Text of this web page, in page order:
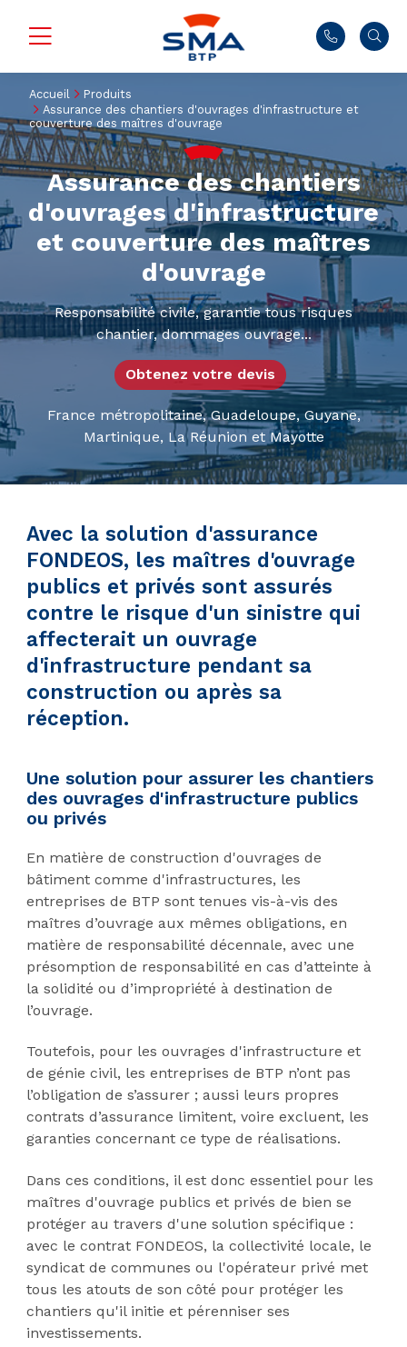
Accueil
Produits
Assurance des chantiers d'ouvrages d'infrastructure et
couverture des maîtres d'ouvrage
Assurance des chantiers
d'ouvrages d'infrastructure
et couverture des maîtres
d'ouvrage
Responsabilité civile, garantie tous risques
chantier, dommages ouvrage...
Obtenez votre devis
France métropolitaine, Guadeloupe, Guyane,
Martinique, La Réunion et Mayotte
Avec la solution d'assurance
FONDEOS, les maîtres d'ouvrage
publics et privés sont assurés
contre le risque d'un sinistre qui
affecterait un ouvrage
d'infrastructure pendant sa
construction ou après sa
réception.
Une solution pour assurer les chantiers
des ouvrages d'infrastructure publics
ou privés
En matière de construction d'ouvrages de
bâtiment comme d'infrastructures, les
entreprises de BTP sont tenues vis-à-vis des
maîtres d’ouvrage aux mêmes obligations, en
matière de responsabilité décennale, avec une
présomption de responsabilité en cas d’atteinte à
la solidité ou d’impropriété à destination de
l’ouvrage.
Toutefois, pour les ouvrages d'infrastructure et
de génie civil, les entreprises de BTP n’ont pas
l’obligation de s’assurer ; aussi leurs propres
contrats d’assurance limitent, voire excluent, les
garanties concernant ce type de réalisations.
Dans ces conditions, il est donc essentiel pour les
maîtres d'ouvrage publics et privés de bien se
protéger au travers d'une solution spécifique :
avec le contrat FONDEOS, la collectivité locale, le
syndicat de communes ou l'opérateur privé met
tous les atouts de son côté pour protéger les
chantiers qu'il initie et pérenniser ses
investissements.